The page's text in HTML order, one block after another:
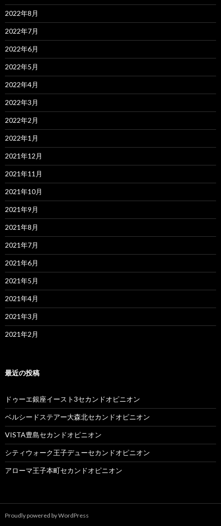
2022年8月
2022年7月
2022年6月
2022年5月
2022年4月
2022年3月
2022年2月
2022年1月
2021年12月
2021年11月
2021年10月
2021年9月
2021年8月
2021年7月
2021年6月
2021年5月
2021年4月
2021年3月
2021年2月
最近の投稿
ドゥーエ銀座イースト3セカンドオピニオン
ベルシードステアー大森北セカンドオピニオン
VISTA豊島セカンドオピニオン
シティウォーク王子デューセカンドオピニオン
アローマ王子本町セカンドオピニオン
Proudly powered by WordPress